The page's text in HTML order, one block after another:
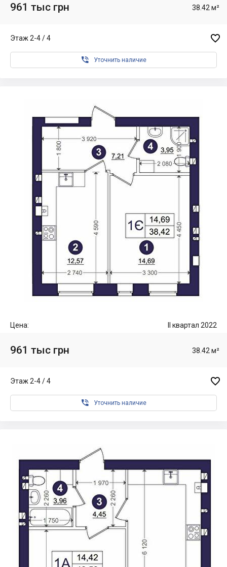
961 тыс грн 38.42 м²
Этаж 2-4 / 4 
 Уточнить наличие
Цена: II квартал 2022
961 тыс грн 38.42 м²
Этаж 2-4 / 4 
 Уточнить наличие